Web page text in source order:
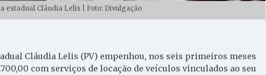
estadual Cláudia Lelis | Foto: Divulgação
Cláudia Lelis (PV) empenhou, nos seis primeiros meses
com serviços de locação de veículos vinculados ao seu